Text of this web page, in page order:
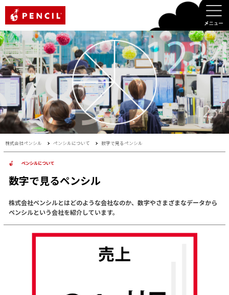
株式会社ペンシル ペンシルについて 数字で見るペンシル
ペンシルについて
数字で見るペンシル
株式会社ペンシルとはどのような会社なのか、数字やさまざまなデータから
ペンシルという会社を紹介しています。